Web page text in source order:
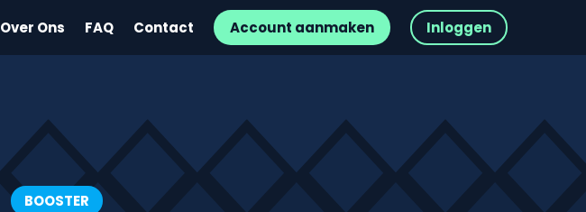
Over Ons FAQ Contact Account aanmaken Inloggen
BOOSTER